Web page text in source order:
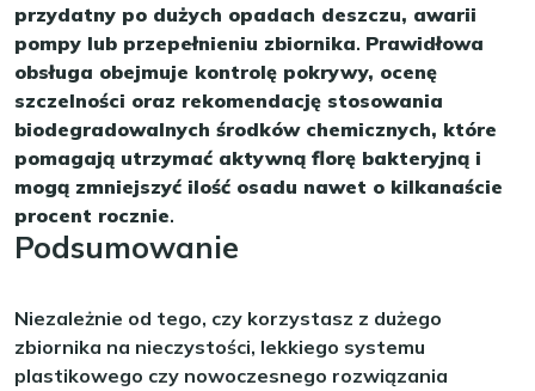
przydatny po dużych opadach deszczu, awarii
pompy lub przepełnieniu zbiornika. Prawidłowa
obsługa obejmuje kontrolę pokrywy, ocenę
szczelności oraz rekomendację stosowania
biodegradowalnych środków chemicznych, które
pomagają utrzymać aktywną florę bakteryjną i
mogą zmniejszyć ilość osadu nawet o kilkanaście
procent rocznie.
Podsumowanie
Niezależnie od tego, czy korzystasz z dużego
zbiornika na nieczystości, lekkiego systemu
plastikowego czy nowoczesnego rozwiązania